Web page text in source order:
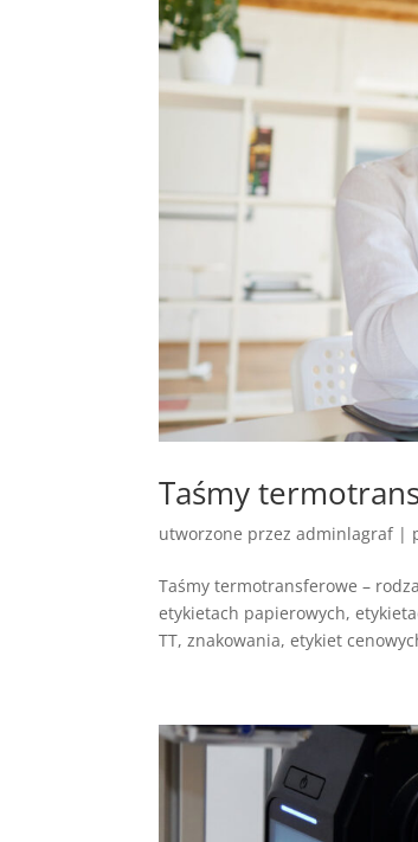
Taśmy
utworzone przezadminlagraf|
Taśmy termotransferowe –
etykietach papierowych,
TT, znakowania, etykiet